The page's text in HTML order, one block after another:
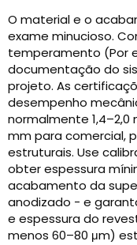
O material e o
exame minucioso.
temperamento (Por
documentação do
projeto. As
desempenho
normalmente 1,4–2,0
mm para comercial,
estruturais. Use
obter espessura
acabamento da
anodizado - e
e espessura do
menos 60–80 μm)